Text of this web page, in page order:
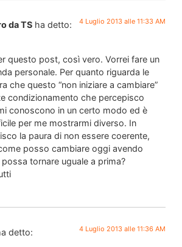
da TS ha detto: 4 Luglio 2013 alle 11:33 AM
questo post, così vero. Vorrei fare un
personale. Per quanto riguarda le
che questo “non iniziare a cambiare”
condizionamento che percepisco
conoscono in un certo modo ed è
per me mostrarmi diverso. In
la paura di non essere coerente,
posso cambiare oggi avendo
tornare uguale a prima?
detto: 4 Luglio 2013 alle 11:36 AM